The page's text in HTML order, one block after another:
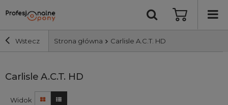
Wstecz Strona główna Carlisle A.C.T. HD
Szerokość i profil
Średnica
Carlisle A.C.T. HD
Widok